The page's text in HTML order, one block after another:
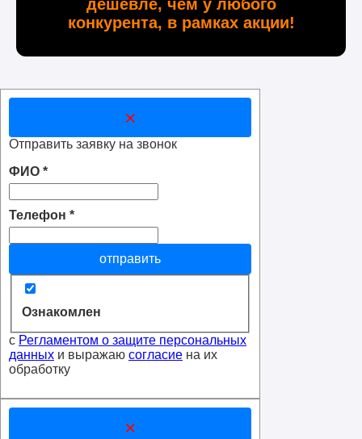
дешевле, чем у любого
конкурента, в рамках акции!
×
Отправить заявку на звонок
ФИО *
Телефон *
отправить
Ознакомлен
с Регламентом о защите персональных
данных и выражаю согласие на их
обработку
×